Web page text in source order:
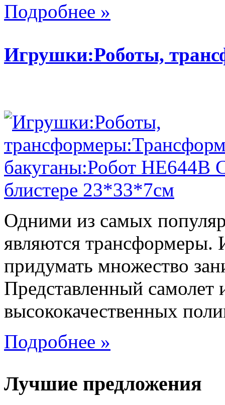
Подробнее »
Игрушки:Роботы,
Одними из самых
являются
придумать множество
Представленный самолет
высококачественных
Подробнее »
Лучшие предложения